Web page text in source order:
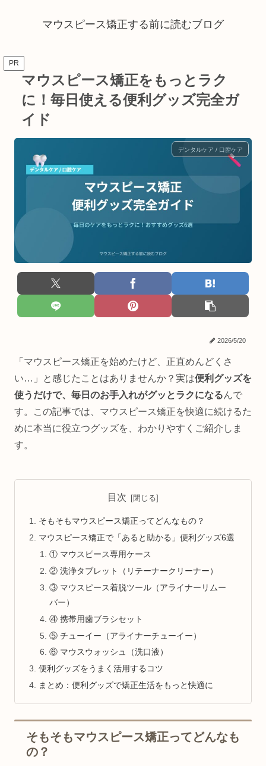
マウスピース矯正する前に読むブログ
PR
マウスピース矯正をもっとラク
に！毎日使える便利グッズ完全ガ
イド
デンタルケア / 口腔ケア
2026/5/20
「マウスピース矯正を始めたけど、正直めんどくさ
い…」と感じたことはありませんか？実は便利グッズを
使うだけで、毎日のお手入れがグッとラクになるんで
す。この記事では、マウスピース矯正を快適に続けるた
めに本当に役立つグッズを、わかりやすくご紹介しま
す。
目次
そもそもマウスピース矯正ってどんなもの？
マウスピース矯正で「あると助かる」便利グッズ6選
① マウスピース専用ケース
② 洗浄タブレット（リテーナークリーナー）
③ マウスピース着脱ツール（アライナーリムー
バー）
④ 携帯用歯ブラシセット
⑤ チューイー（アライナーチューイー）
⑥ マウスウォッシュ（洗口液）
便利グッズをうまく活用するコツ
まとめ：便利グッズで矯正生活をもっと快適に
そもそもマウスピース矯正ってどんなも
の？